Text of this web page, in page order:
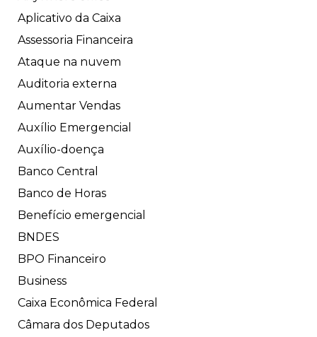
Aplicativo da Caixa
Assessoria Financeira
Ataque na nuvem
Auditoria externa
Aumentar Vendas
Auxílio Emergencial
Auxílio-doença
Banco Central
Banco de Horas
Benefício emergencial
BNDES
BPO Financeiro
Business
Caixa Econômica Federal
Câmara dos Deputados